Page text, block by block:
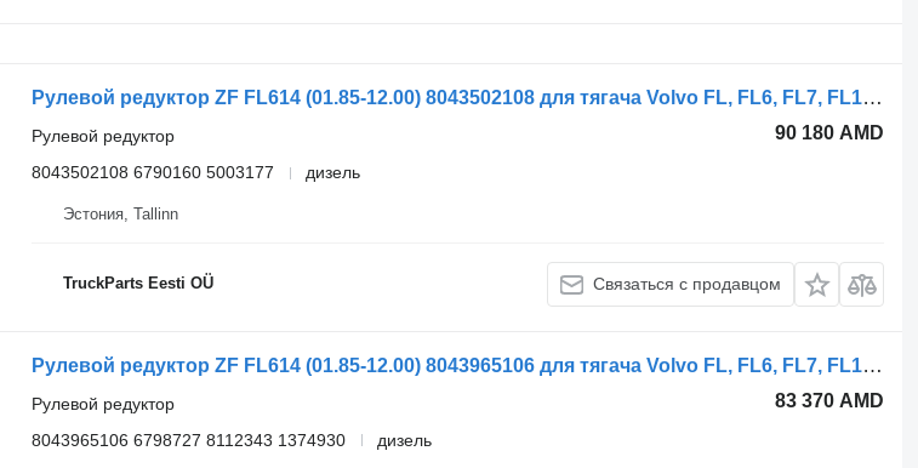
Рулевой редуктор ZF FL614 (01.85-12.00) 8043502108 для тягача Volvo FL, FL6, FL7, FL10, FL12, FS718 (1985-2005)
90 180 AMD
Рулевой редуктор
8043502108 6790160 5003177
дизель
Эстония, Tallinn
TruckParts Eesti OÜ Связаться с продавцом
Рулевой редуктор ZF FL614 (01.85-12.00) 8043965106 для тягача Volvo FL, FL6, FL7, FL10, FL12, FS718 (1985-2005)
83 370 AMD
Рулевой редуктор
8043965106 6798727 8112343 1374930
дизель